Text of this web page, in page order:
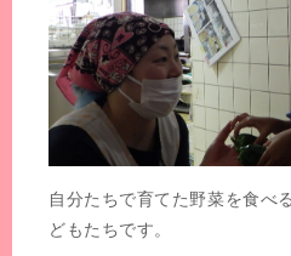
自分たちで育てた野菜を食べ
どもたちです。